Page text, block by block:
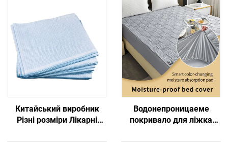
Китайський виробник
Різні розміри Лікарні
Водонепроницаеме
покривало для ліжка